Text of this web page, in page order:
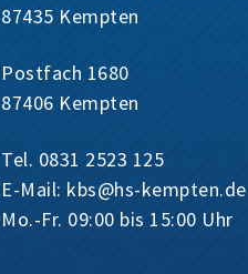
87435 Kempten
Postfach 1680
87406 Kempten
Tel. 0831 2523 125
E-Mail: kbs@hs-kempten.de
Mo.-Fr. 09:00 bis 15:00 Uhr